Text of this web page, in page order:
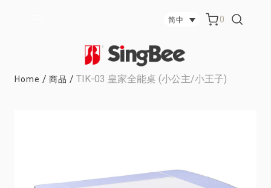
简中 0
Home / 商品 / TIK-03 皇家全能桌 (小公主/小王子)